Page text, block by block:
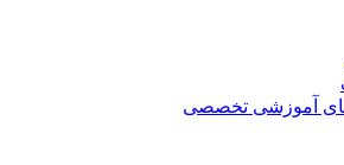
آموزشی تخصصی